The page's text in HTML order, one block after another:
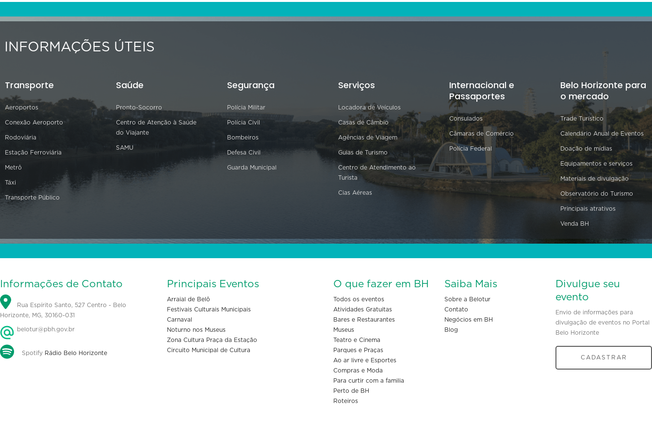
INFORMAÇÕES ÚTEIS
Transporte
Aeroportos
Conexão Aeroporto
Rodoviária
Estação Ferroviária
Metrô
Táxi
Transporte Público
Saúde
Pronto-Socorro
Centro de Atenção à Saúde
do Viajante
SAMU
Segurança
Polícia Militar
Polícia Civil
Bombeiros
Defesa Civil
Guarda Municipal
Serviços
Locadora de Veículos
Casas de Câmbio
Agências de Viagem
Guias de Turismo
Centro de Atendimento ao
Turista
Cias Aéreas
Internacional e
Passaportes
Consulados
Câmaras de Comércio
Polícia Federal
Belo Horizonte para
o mercado
Trade Turístico
Calendário Anual de Eventos
Doação de mídias
Equipamentos e serviços
Materiais de divulgação
Observatório do Turismo
Principais atrativos
Venda BH
Informações de Contato
Rua Espírito Santo, 527 Centro - Belo
Horizonte, MG, 30160-031
belotur@pbh.gov.br
Spotify Rádio Belo Horizonte
Principais Eventos
Arraial de Belô
Festivais Culturais Municipais
Carnaval
Noturno nos Museus
Zona Cultura Praça da Estação
Circuito Municipal de Cultura
O que fazer em BH
Todos os eventos
Atividades Gratuitas
Bares e Restaurantes
Museus
Teatro e Cinema
Parques e Praças
Ao ar livre e Esportes
Compras e Moda
Para curtir com a familia
Perto de BH
Roteiros
Saiba Mais
Sobre a Belotur
Contato
Negócios em BH
Blog
Divulgue seu
evento
Envio de informações para
divulgação de eventos no Portal
Belo Horizonte
CADASTRAR